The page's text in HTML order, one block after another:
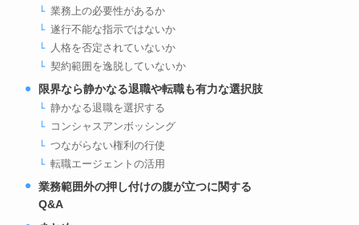
業務上の必要性があるか
遂行不能な指示ではないか
人格を否定されていないか
契約範囲を逸脱していないか
限界なら静かなる退職や転職も有力な選択肢
静かなる退職を選択する
コンシャスアンボッシング
つながらない権利の行使
転職エージェントの活用
業務範囲外の押し付けの腹が立つに関する
Q&A